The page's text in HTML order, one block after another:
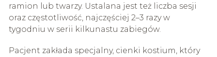
ramion lub twarzy. Ustalana jest też liczba sesji
oraz częstotliwość, najczęściej 2–3 razy w
tygodniu w serii kilkunastu zabiegów.
Pacjent zakłada specjalny, cienki kostium, który